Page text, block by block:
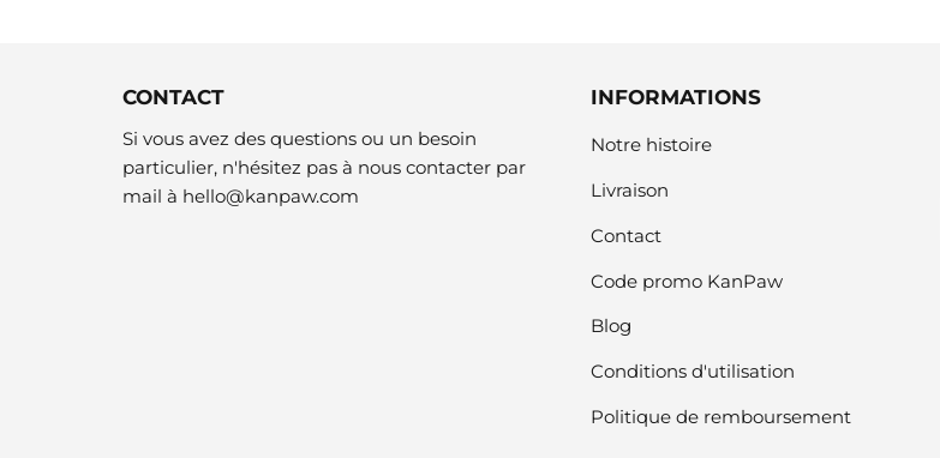
CONTACT
Si vous avez des questions ou un besoin
particulier, n'hésitez pas à nous contacter par
mail à hello@kanpaw.com
INFORMATIONS
Notre histoire
Livraison
Contact
Code promo KanPaw
Blog
Conditions d'utilisation
Politique de remboursement